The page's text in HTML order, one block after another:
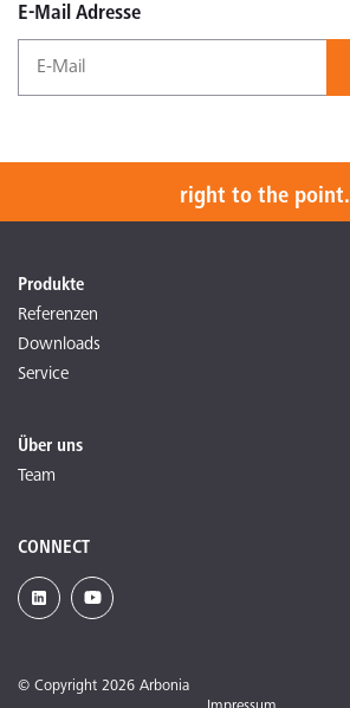
E-Mail Adresse
right to the point.
Produkte
Referenzen
Downloads
Service
Über uns
Team
CONNECT
© Copyright 2026 Arbonia